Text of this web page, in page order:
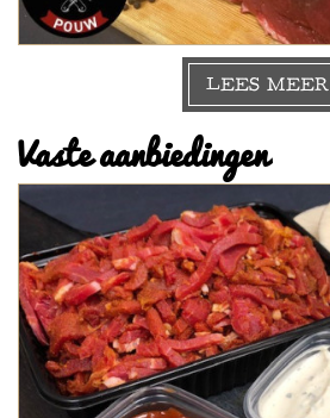
LEES MEER
Vaste aanbiedingen